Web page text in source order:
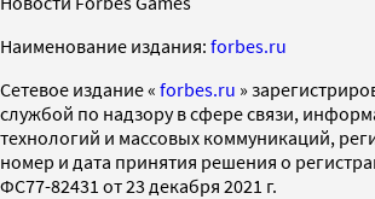
Наименование издания: forbes.ru
Cетевое издание « forbes.ru »
службой по надзору в сфере связи,
технологий и массовых коммуникаций,
номер и дата принятия решения о
ФС77-82431 от 23 декабря 2021 г.